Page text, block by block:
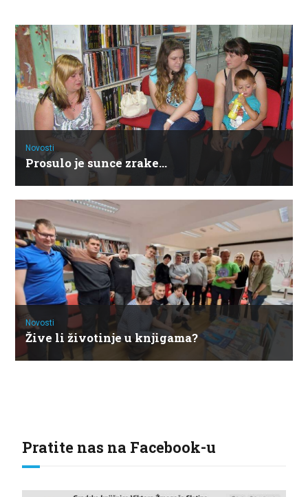
Novosti
Prosulo je sunce zrake…
Novosti
Žive li životinje u knjigama?
Pratite nas na Facebook-u